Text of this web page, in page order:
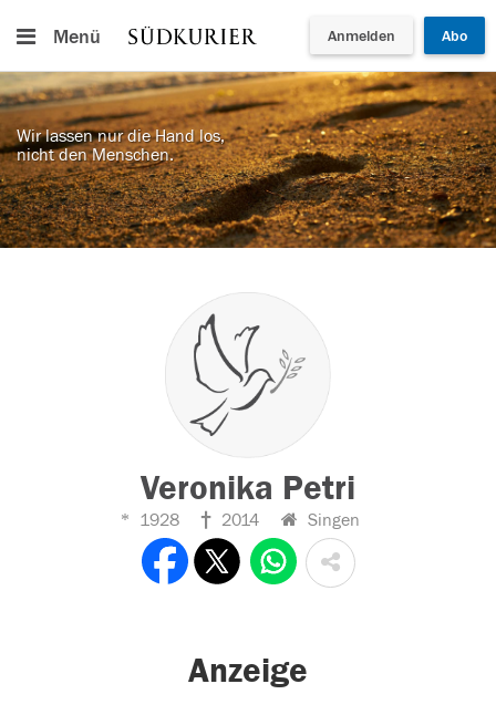
Menü Anmelden Abo
Wir lassen nur die Hand los,
nicht den Menschen.
Veronika Petri
1928 2014 Singen
Anzeige